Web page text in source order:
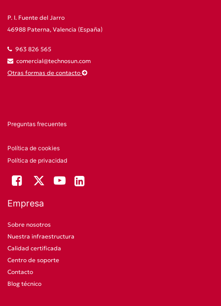
P. I. Fuente del Jarro
46988 Paterna, Valencia (España)
963 826 565
comercial@technosun.com
Otras formas de contacto
Preguntas frecuentes
Política de cookies
Política de privacidad
Empresa
Sobre nosotros
Nuestra infraestructura
Calidad certificada
Centro de soporte
Contacto
Blog técnico